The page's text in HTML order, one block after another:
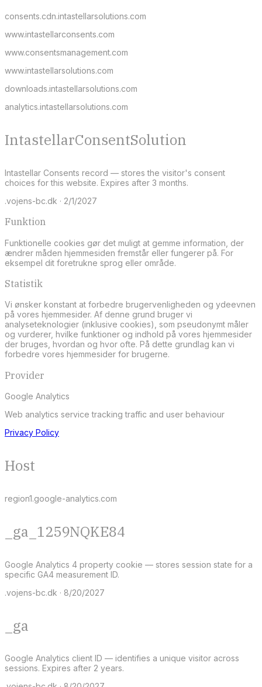
consents.cdn.intastellarsolutions.com
www.intastellarconsents.com
www.consentsmanagement.com
www.intastellarsolutions.com
downloads.intastellarsolutions.com
analytics.intastellarsolutions.com
IntastellarConsentSolution
Intastellar Consents record — stores the visitor's consent
choices for this website. Expires after 3 months.
.vojens-bc.dk · 2/1/2027
Funktion
Funktionelle cookies gør det muligt at gemme information, der
ændrer måden hjemmesiden fremstår eller fungerer på. For
eksempel dit foretrukne sprog eller område.
Statistik
Vi ønsker konstant at forbedre brugervenligheden og ydeevnen
på vores hjemmesider. Af denne grund bruger vi
analyseteknologier (inklusive cookies), som pseudonymt måler
og vurderer, hvilke funktioner og indhold på vores hjemmesider
der bruges, hvordan og hvor ofte. På dette grundlag kan vi
forbedre vores hjemmesider for brugerne.
Provider
Google Analytics
Web analytics service tracking traffic and user behaviour
Privacy Policy
Host
region1.google-analytics.com
_ga_1259NQKE84
Google Analytics 4 property cookie — stores session state for a
specific GA4 measurement ID.
.vojens-bc.dk · 8/20/2027
_ga
Google Analytics client ID — identifies a unique visitor across
sessions. Expires after 2 years.